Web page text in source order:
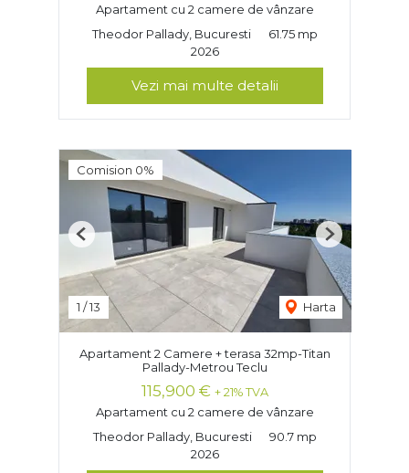
Apartament cu 2 camere de vânzare
Theodor Pallady, Bucuresti
61.75 mp
2026
Vezi mai multe detalii
Comision 0%
1 /13 Harta
Previous Next
Apartament 2 Camere + terasa 32mp-Titan
Pallady-Metrou Teclu
115,900 € + 21% TVA
Apartament cu 2 camere de vânzare
Theodor Pallady, Bucuresti
90.7 mp
2026